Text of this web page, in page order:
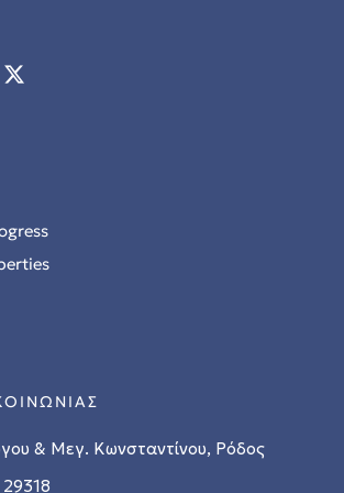
& Μεγ. Κωνσταντίνου, Ρόδος